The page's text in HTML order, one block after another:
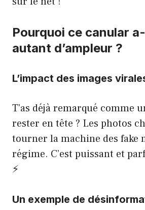
Pourquoi ce canular
autant d’ampleur ?
L’impact des images
T’as déjà remarqué comme
rester en tête ? Les photos
tourner la machine des fake
régime. C’est puissant et
⚡️
Un exemple de